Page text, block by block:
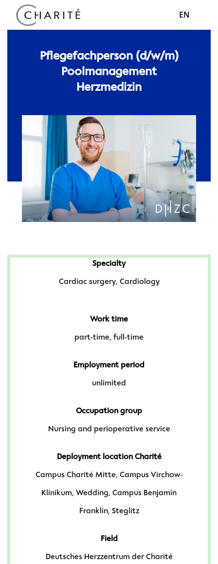
EN
Pflegefachperson (d/w/m)
Poolmanagement
Herzmedizin
Specialty
Cardiac surgery, Cardiology
Work time
part-time, full-time
Employment period
unlimited
Occupation group
Nursing and perioperative service
Deployment location Charité
Campus Charité Mitte, Campus Virchow-
Klinikum, Wedding, Campus Benjamin
Franklin, Steglitz
Field
Deutsches Herzzentrum der Charité